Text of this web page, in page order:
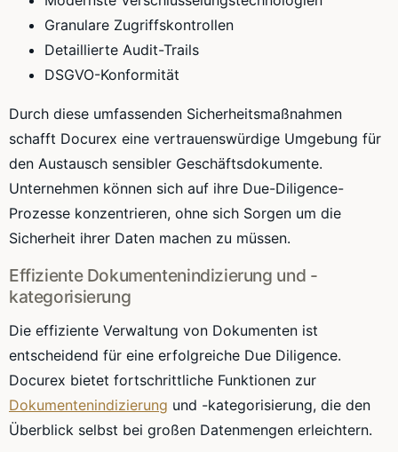
Granulare Zugriffskontrollen
Detaillierte Audit-Trails
DSGVO-Konformität
Durch diese umfassenden Sicherheitsmaßnahmen
schafft Docurex eine vertrauenswürdige Umgebung für
den Austausch sensibler Geschäftsdokumente.
Unternehmen können sich auf ihre Due-Diligence-
Prozesse konzentrieren, ohne sich Sorgen um die
Sicherheit ihrer Daten machen zu müssen.
Effiziente Dokumentenindizierung und -
kategorisierung
Die effiziente Verwaltung von Dokumenten ist
entscheidend für eine erfolgreiche Due Diligence.
Docurex bietet fortschrittliche Funktionen zur
Dokumentenindizierung und -kategorisierung, die den
Überblick selbst bei großen Datenmengen erleichtern.